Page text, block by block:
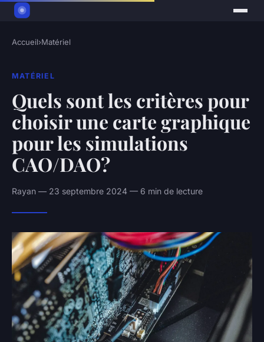
Accueil›Matériel
MATÉRIEL
Quels sont les critères pour
choisir une carte graphique
pour les simulations
CAO/DAO?
Rayan — 23 septembre 2024 — 6 min de lecture